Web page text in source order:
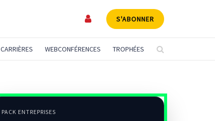
S'ABONNER
CARRIÈRES WEBCONFÉRENCES TROPHÉES
PACK ENTREPRISES